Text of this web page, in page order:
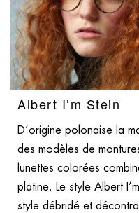
Albert I’m Stein
D’origine polonaise la
des modèles de
lunettes colorées
platine. Le style Albert
style débridé et